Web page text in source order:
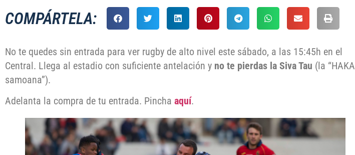
COMPÁRTELA:
No te quedes sin entrada para ver rugby de alto nivel este sábado, a las 15:45h en el
Central. Llega al estadio con suficiente antelación y no te pierdas la Siva Tau (la “HAKA
samoana”).
Adelanta la compra de tu entrada. Pincha aquí.